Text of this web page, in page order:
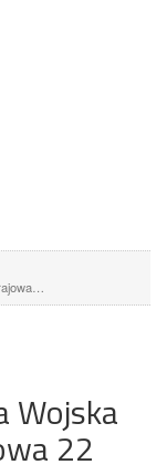
Wojska
22